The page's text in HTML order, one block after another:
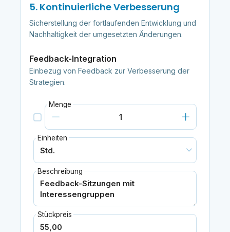
5. Kontinuierliche Verbesserung
Sicherstellung der fortlaufenden Entwicklung und
Nachhaltigkeit der umgesetzten Änderungen.
Feedback-Integration
Einbezug von Feedback zur Verbesserung der
Strategien.
Menge
Einheiten
Beschreibung
Stückpreis